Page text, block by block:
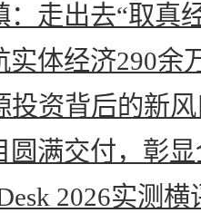
走出去“取真
实体经济290余
投资背后的新
圆满交付，彰
2026实测